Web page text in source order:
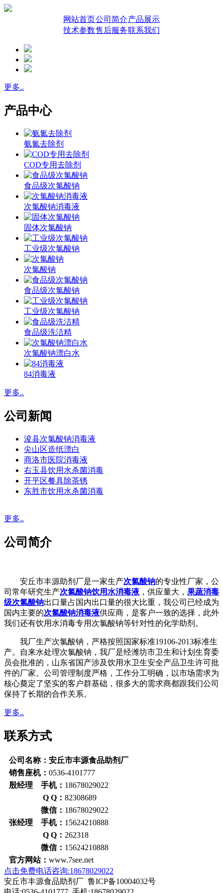
网站首页公司简介产品展示
技术参数售后服务联系我们
更多..
产品中心
氨氮去除剂
COD专用去除剂
食品级次氯酸钠
次氯酸钠消毒液
固体次氯酸钠
工业级次氯酸钠
次氯酸钠
食品级次氯酸钠
工业级次氯酸钠
食品级洗洁精
次氯酸钠漂白水
84消毒液
更多..
公司新闻
浚县次氯酸钠消毒液
尖山区造纸漂白
商洛市医院消毒液
右玉县饮用水杀菌消毒
开平区餐具除茶锈
东胜市饮用水杀菌消毒
更多..
公司简介
安丘市丰源助剂厂是一家生产次氯酸钠的专业性厂家，公
司常年研究生产次氯酸钠饮用水消毒液 ，供应量大， 果蔬消毒
级次氯酸钠出口量占国内出口量的很大比重，我公司已经成为
国内主要的次氯酸钠消毒液供应商，是客户一致的选择，此外
我们还有饮用水消毒专用次氯酸钠等针对性的化学助剂。
我厂生产次氯酸钠，严格按照国家标准19106-2013标准生
产。自来水处理次氯酸钠，我厂是经潍坊市卫生和计划生育委
员会批准的，山东省国产涉及饮用水卫生安全产品卫生许可批
件的厂家。公司管理制度严格，工作分工明确，以市场需求为
核心奠定了坚实的客户群基础，很多大的需求商都跟我们公司
保持了长期的合作关系。
更多..
联系方式
公司名称：安丘市丰源食品助剂厂
销售座机： 0536-4101777
殷经理 手机： 18678029022
Q Q： 82308689
微信： 18678029022
张经理 手机： 15624210888
Q Q： 262318
微信： 15624210888
官方网站： www.7see.net
点击免费电话咨询:18678029022
安丘市丰源食品助剂厂 鲁ICP备10004032号